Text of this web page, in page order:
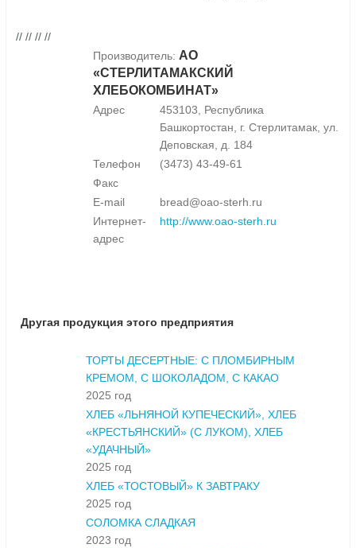
// // // //
Производитель: АО
«СТЕРЛИТАМАКСКИЙ
ХЛЕБОКОМБИНАТ»
Адрес
453103, Республика
Башкортостан, г. Стерлитамак, ул.
Деповская, д. 184
Телефон
(3473) 43-49-61
Факс
E-mail
bread@oao-sterh.ru
Интернет-
адрес
http://www.oao-sterh.ru
Другая продукция этого предприятия
ТОРТЫ ДЕСЕРТНЫЕ: С ПЛОМБИРНЫМ
КРЕМОМ, С ШОКОЛАДОМ, С КАКАО
2025 год
ХЛЕБ «ЛЬНЯНОЙ КУПЕЧЕСКИЙ», ХЛЕБ
«КРЕСТЬЯНСКИЙ» (С ЛУКОМ), ХЛЕБ
«УДАЧНЫЙ»
2025 год
ХЛЕБ «ТОСТОВЫЙ» К ЗАВТРАКУ
2025 год
СОЛОМКА СЛАДКАЯ
2023 год